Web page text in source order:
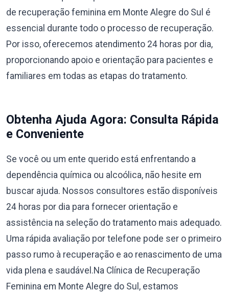
de recuperação feminina em Monte Alegre do Sul é
essencial durante todo o processo de recuperação.
Por isso, oferecemos atendimento 24 horas por dia,
proporcionando apoio e orientação para pacientes e
familiares em todas as etapas do tratamento.
Obtenha Ajuda Agora: Consulta Rápida
e Conveniente
Se você ou um ente querido está enfrentando a
dependência química ou alcoólica, não hesite em
buscar ajuda. Nossos consultores estão disponíveis
24 horas por dia para fornecer orientação e
assistência na seleção do tratamento mais adequado.
Uma rápida avaliação por telefone pode ser o primeiro
passo rumo à recuperação e ao renascimento de uma
vida plena e saudável.Na Clínica de Recuperação
Feminina em Monte Alegre do Sul, estamos